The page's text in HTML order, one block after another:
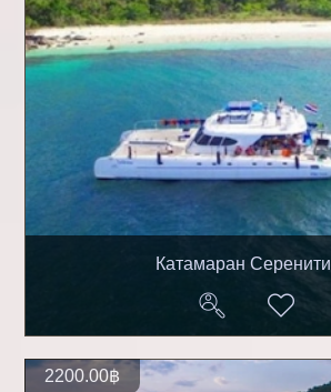
Катамаран Серенити
2200.00฿